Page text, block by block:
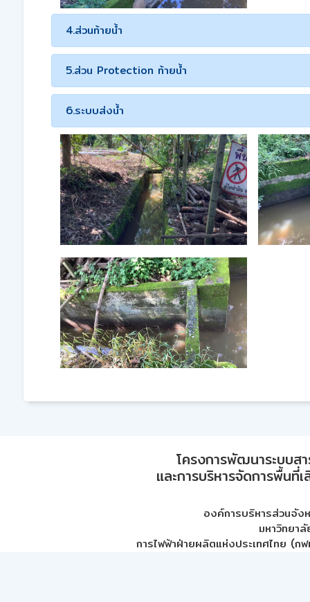
4.ส่วนท้ายน้ำ
5.ส่วน Protection ท้ายน้ำ
6.ระบบส่งน้ำ
โครงการพัฒนาระบบส
และการบริหารจัดการพื้นที่
องค์การบริหารส่วนจัง
มหาวิทยา
การไฟฟ้าฝ่ายผลิตแห่งประเทศไทย (กฟ